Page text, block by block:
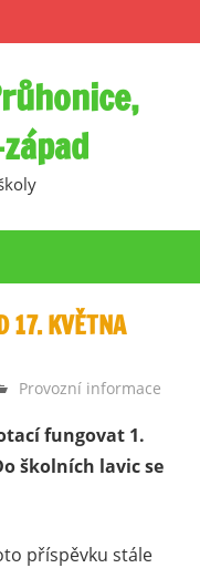
17. KVĚTNA
Provozní informace
fungovat 1.
školních lavic se
příspěvku stále